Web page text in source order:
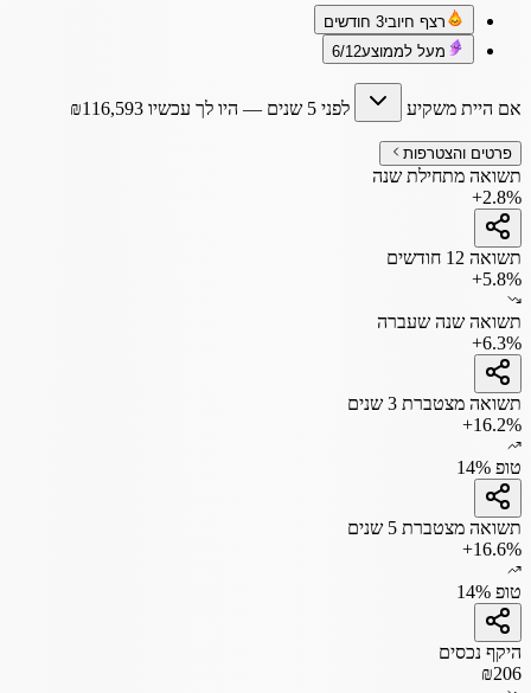
רצף חיובי3 חודשים
מעל לממוצע6/12
אם היית משקיע לפני 5 שנים — היו לך עכשיו ₪116,593
פרטים והצטרפות
תשואה מתחילת שנה
+2.8%
תשואה 12 חודשים
+5.8%
תשואה שנה שעברה
+6.3%
תשואה מצטברת 3 שנים
+16.2%
טופ 14%
תשואה מצטברת 5 שנים
+16.6%
טופ 14%
היקף נכסים
₪206